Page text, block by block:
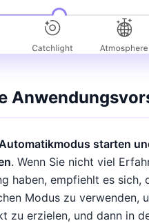
starten
. Wenn Sie nicht viel
haben, empfiehlt es sich,
Modus zu verwenden,
zu erzielen, und dann in